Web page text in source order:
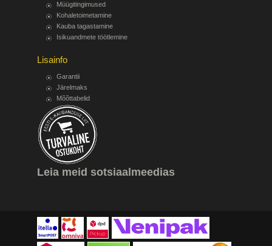
Müügitingimused
Kohaletoimetamine
Kauba tagastamine
Isikuandmete töötlemine
Lisainfo
Garantii
Järelmaks
Mõõttabelid
Leia meid sotsiaalmeedias